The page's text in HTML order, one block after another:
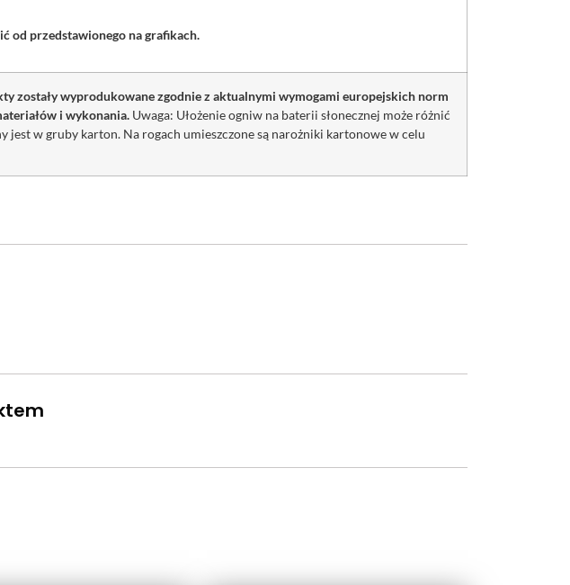
od przedstawionego na grafikach.
zostały wyprodukowane zgodnie z aktualnymi wymogami europejskich norm
i wykonania. Uwaga: Ułożenie ogniw na baterii słonecznej może różnić
jest w gruby karton. Na rogach umieszczone są narożniki kartonowe w celu